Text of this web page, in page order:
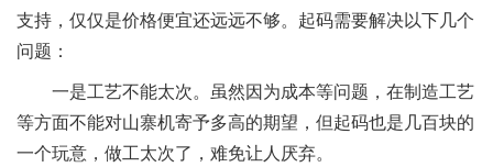
支持，仅仅是价格便宜还远远不够。起码需要解决以下几个
问题：
一是工艺不能太次。虽然因为成本等问题，在制造工艺
等方面不能对山寨机寄予多高的期望，但起码也是几百块的
一个玩意，做工太次了，难免让人厌弃。